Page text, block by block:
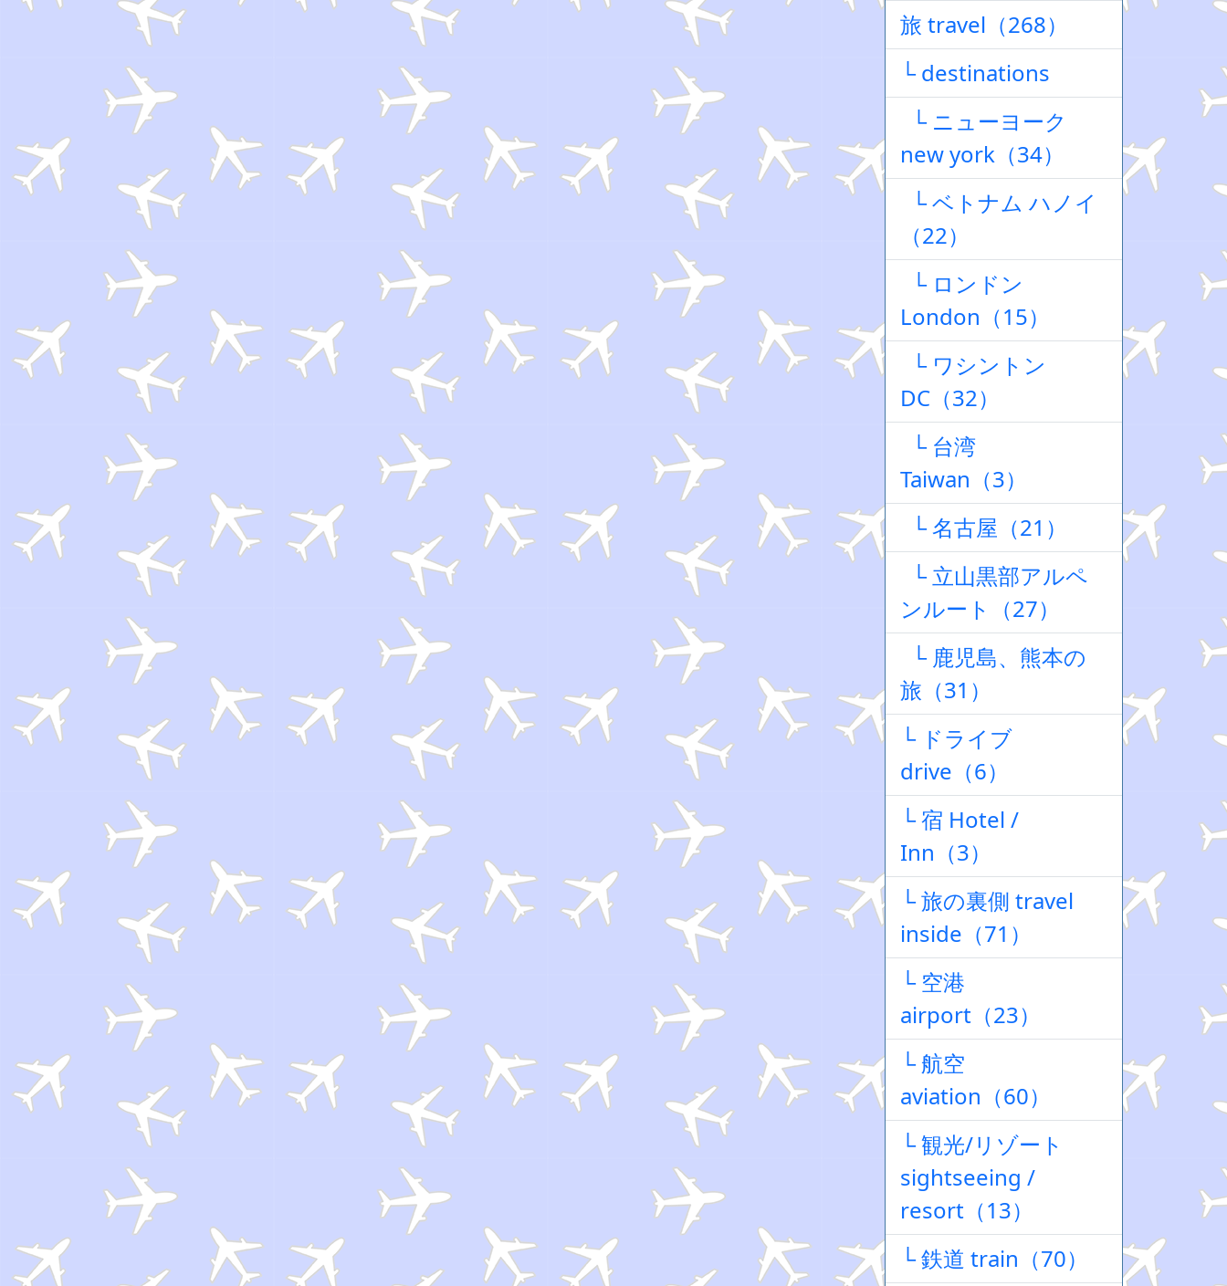
旅 travel（268）
└ destinations
└ ニューヨーク
new york（34）
└ ベトナム ハノイ
（22）
└ ロンドン
London（15）
└ ワシントン
DC（32）
└ 台湾
Taiwan（3）
└ 名古屋（21）
└ 立山黒部アルペ
ンルート（27）
└ 鹿児島、熊本の
旅（31）
└ ドライブ
drive（6）
└ 宿 Hotel /
Inn（3）
└ 旅の裏側 travel
inside（71）
└ 空港
airport（23）
└ 航空
aviation（60）
└ 観光/リゾート
sightseeing /
resort（13）
└ 鉄道 train（70）